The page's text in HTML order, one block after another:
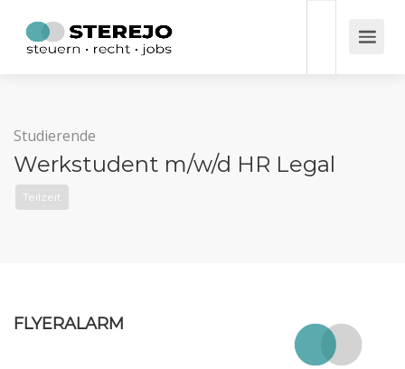
Studierende
Werkstudent m/w/d HR Legal
Teilzeit
FLYERALARM